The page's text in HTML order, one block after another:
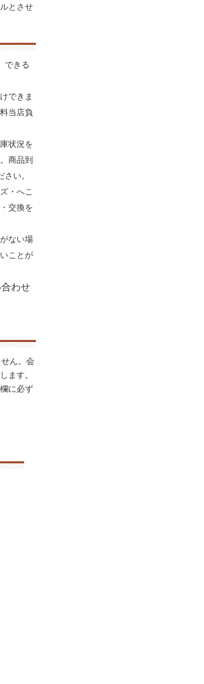
とさせ
できる
できま
当店負
状況を
商品到
い。
・へこ
交換を
ない場
ことが
わせ
ん。会
ます。
に必ず